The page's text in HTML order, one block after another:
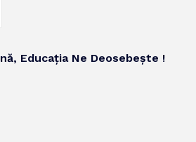
Educația Ne Deosebește !